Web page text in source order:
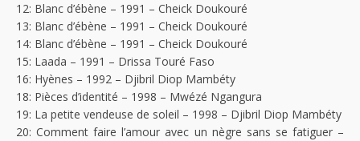
12: Blanc d’ébène – 1991 – Cheick Doukouré
13: Blanc d’ébène – 1991 – Cheick Doukouré
14: Blanc d’ébène – 1991 – Cheick Doukouré
15: Laada – 1991 – Drissa Touré Faso
16: Hyènes – 1992 – Djibril Diop Mambéty
18: Pièces d’identité – 1998 – Mwézé Ngangura
19: La petite vendeuse de soleil – 1998 – Djibril Diop Mambéty
20: Comment faire l’amour avec un nègre sans se fatiguer –